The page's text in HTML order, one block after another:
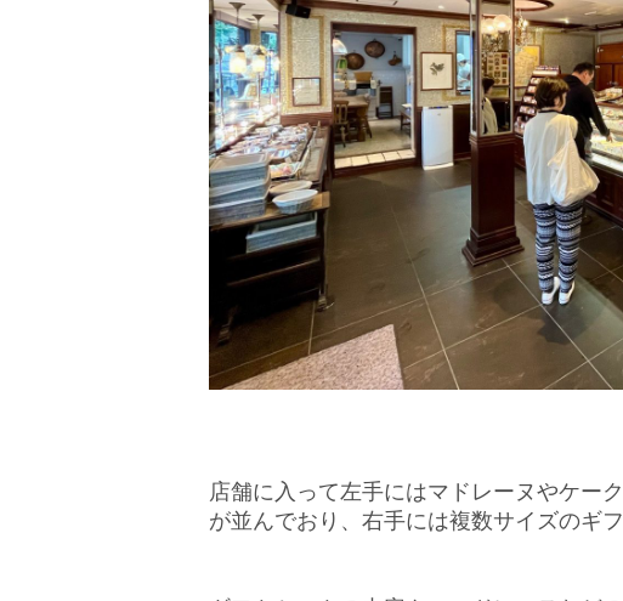
店舗に入って左手にはマドレーヌやケー
が並んでおり、右手には複数サイズのギ